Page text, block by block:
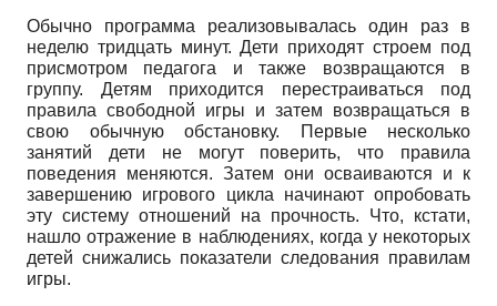
Обычно программа реализовывалась один раз в
неделю тридцать минут. Дети приходят строем под
присмотром педагога и также возвращаются в
группу. Детям приходится перестраиваться под
правила свободной игры и затем возвращаться в
свою обычную обстановку. Первые несколько
занятий дети не могут поверить, что правила
поведения меняются. Затем они осваиваются и к
завершению игрового цикла начинают опробовать
эту систему отношений на прочность. Что, кстати,
нашло отражение в наблюдениях, когда у некоторых
детей снижались показатели следования правилам
игры.